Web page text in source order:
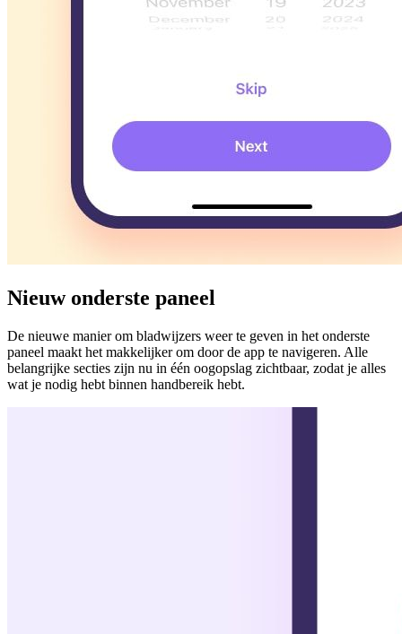
Nieuw onderste paneel
De nieuwe manier om bladwijzers weer te geven in het onderste
paneel maakt het makkelijker om door de app te navigeren. Alle
belangrijke secties zijn nu in één oogopslag zichtbaar, zodat je alles
wat je nodig hebt binnen handbereik hebt.